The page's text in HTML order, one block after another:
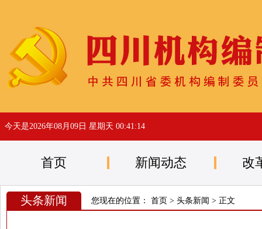
今天是2026年08月09日 星期天 00:41:14
首页 新闻动态 改
头条新闻 您现在的位置： 首页 > 头条新闻 > 正文